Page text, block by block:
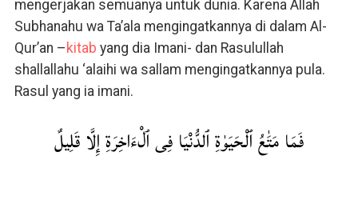
mengerjakan semuanya untuk dunia. Karena Allah
Subhanahu wa Ta’ala mengingatkannya di dalam Al-
Qur’an – kitab yang dia Imani- dan Rasulullah
shallallahu ‘alaihi wa sallam mengingatkannya pula.
Rasul yang ia imani.
فَمَا مَتَٰعُ ٱلْحَيَوٰةِ ٱلدُّنْيَا فِى ٱلْءَاخِرَةِ إِلَّا قَلِيلٌ